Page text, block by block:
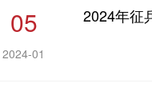
05
2024-01
2024年征